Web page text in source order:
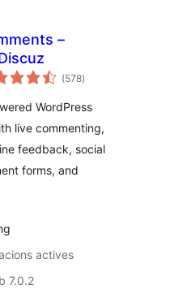
–
(578puntuacions
totals
)
WordPress
live commenting,
feedback, social
forms, and
actives
7.0.2